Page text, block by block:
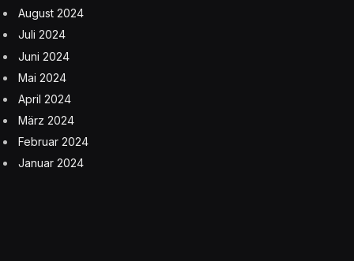
August 2024
Juli 2024
Juni 2024
Mai 2024
April 2024
März 2024
Februar 2024
Januar 2024